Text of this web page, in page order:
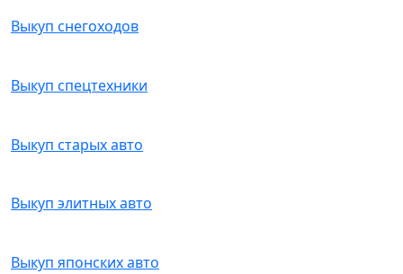
Выкуп снегоходов
Выкуп спецтехники
Выкуп старых авто
Выкуп элитных авто
Выкуп японских авто